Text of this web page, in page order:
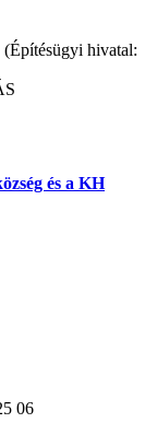
hivatal:
és a KH
06